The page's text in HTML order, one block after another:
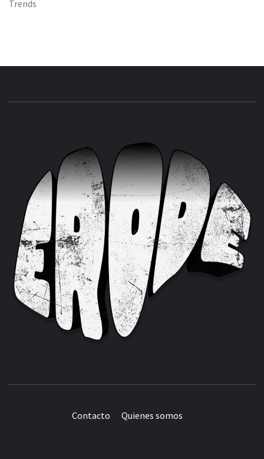
Trends
Contacto Quienes somos